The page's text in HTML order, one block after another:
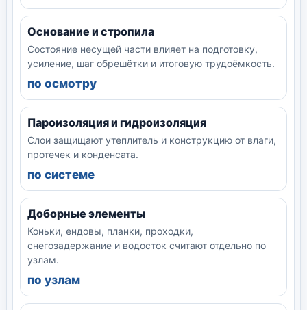
Основание и стропила
Состояние несущей части влияет на подготовку,
усиление, шаг обрешётки и итоговую трудоёмкость.
по осмотру
Пароизоляция и гидроизоляция
Слои защищают утеплитель и конструкцию от влаги,
протечек и конденсата.
по системе
Доборные элементы
Коньки, ендовы, планки, проходки,
снегозадержание и водосток считают отдельно по
узлам.
по узлам